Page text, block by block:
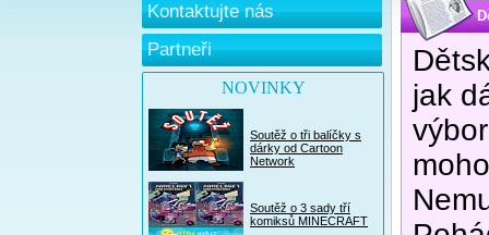
Kontaktujte nás
Partneři
NOVINKY
Soutěž o tři balíčky s
dárky od Cartoon
Network
Soutěž o 3 sady tří
komiksů MINECRAFT
jak